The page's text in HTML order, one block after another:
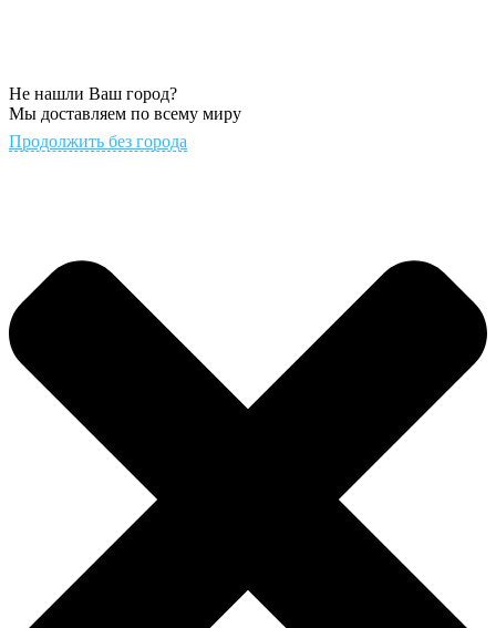
Не нашли Ваш город?
Мы доставляем по всему миру
Продолжить без города